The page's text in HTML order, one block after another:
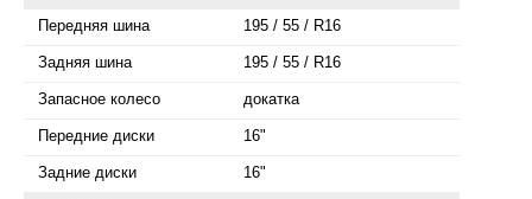
Передняя шина 195 / 55 / R16
Задняя шина 195 / 55 / R16
Запасное колесо докатка
Передние диски 16"
Задние диски 16"